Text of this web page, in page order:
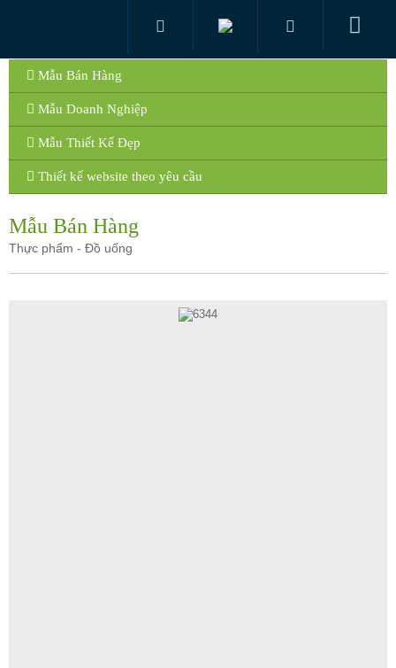
Mẫu Bán Hàng
Mẫu Doanh Nghiệp
Mẫu Thiết Kế Đẹp
Thiết kế website theo yêu cầu
Mẫu Bán Hàng
Thực phẩm - Đồ uống